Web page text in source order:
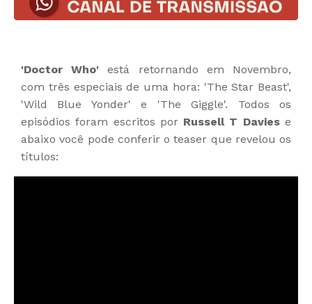
'Doctor Who' está retornando em Novembro,
com três especiais de uma hora: 'The Star Beast',
'Wild Blue Yonder' e 'The Giggle'. Todos os
episódios foram escritos por Russell T Daviese
abaixo você pode conferir o teaser que revelou os
títulos: